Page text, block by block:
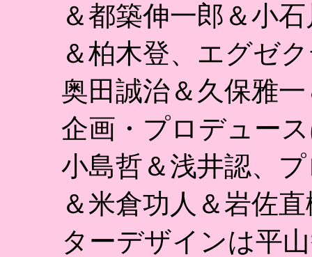
＆都築伸一郎＆小
＆柏木登、エグゼ
奥田誠治＆久保雅
企画・プロデュー
小島哲＆浅井認、
＆米倉功人＆岩佐
ターデザインは平